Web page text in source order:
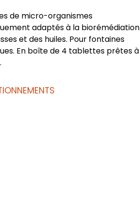
de micro-organismes
adaptés à la biorémédiation
et des huiles. Pour fontaines
En boîte de 4 tablettes prêtes à